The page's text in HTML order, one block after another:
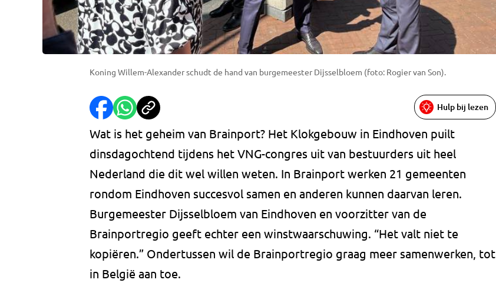
Koning Willem-Alexander schudt de hand van burgemeester Dijsselbloem (foto: Rogier van Son).
Hulp bij lezen
Wat is het geheim van Brainport? Het Klokgebouw in Eindhoven puilt
dinsdagochtend tijdens het VNG-congres uit van bestuurders uit heel
Nederland die dit wel willen weten. In Brainport werken 21 gemeenten
rondom Eindhoven succesvol samen en anderen kunnen daarvan leren.
Burgemeester Dijsselbloem van Eindhoven en voorzitter van de
Brainportregio geeft echter een winstwaarschuwing. “Het valt niet te
kopiëren.” Ondertussen wil de Brainportregio graag meer samenwerken, tot
in België aan toe.